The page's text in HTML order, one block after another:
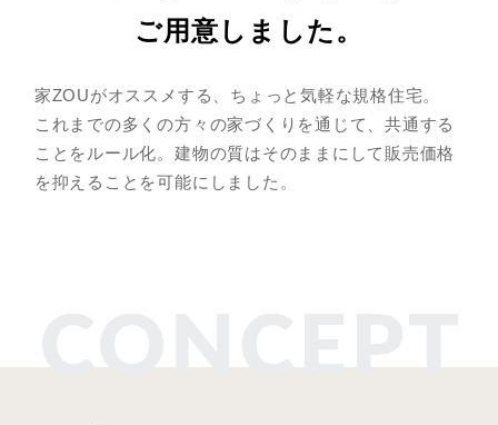
ご用意しました。
家ZOUがオススメする、ちょっと気軽な規格住宅。
これまでの多くの方々の家づくりを通じて、共通する
ことをルール化。建物の質はそのままにして販売価格
を抑えることを可能にしました。